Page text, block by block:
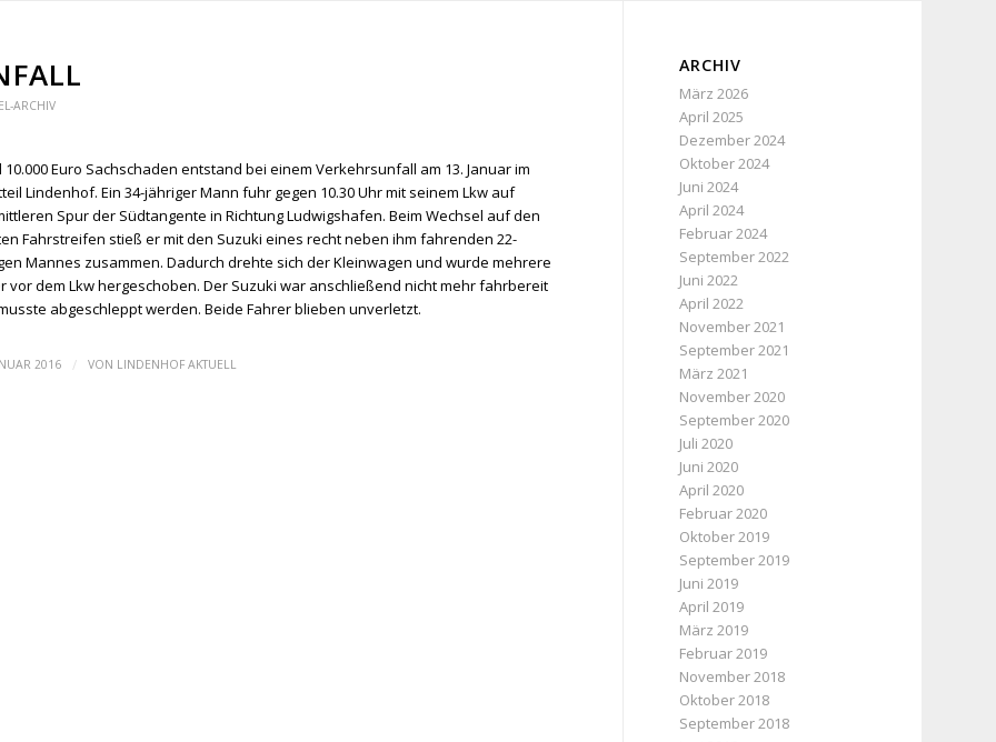
ARCHIV
10.000 Euro Sachschaden entstand bei einem Verkehrsunfall am 13. Januar im
Lindenhof. Ein 34-jähriger Mann fuhr gegen 10.30 Uhr mit seinem Lkw auf
Spur der Südtangente in Richtung Ludwigshafen. Beim Wechsel auf den
Fahrstreifen stieß er mit den Suzuki eines recht neben ihm fahrenden 22-
Mannes zusammen. Dadurch drehte sich der Kleinwagen und wurde mehrere
vor dem Lkw hergeschoben. Der Suzuki war anschließend nicht mehr fahrbereit
abgeschleppt werden. Beide Fahrer blieben unverletzt.
2016 / VON LINDENHOF AKTUELL
ARCHIV
März 2026
April 2025
Dezember 2024
Oktober 2024
Juni 2024
April 2024
Februar 2024
September 2022
Juni 2022
April 2022
November 2021
September 2021
März 2021
November 2020
September 2020
Juli 2020
Juni 2020
April 2020
Februar 2020
Oktober 2019
September 2019
Juni 2019
April 2019
März 2019
Februar 2019
November 2018
Oktober 2018
September 2018